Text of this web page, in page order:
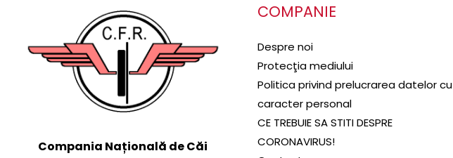
Compania Națională de Căi
COMPANIE
Despre noi
Protecţia mediului
Politica privind prelucrarea datelor cu
caracter personal
CE TREBUIE SA STITI DESPRE
CORONAVIRUS!